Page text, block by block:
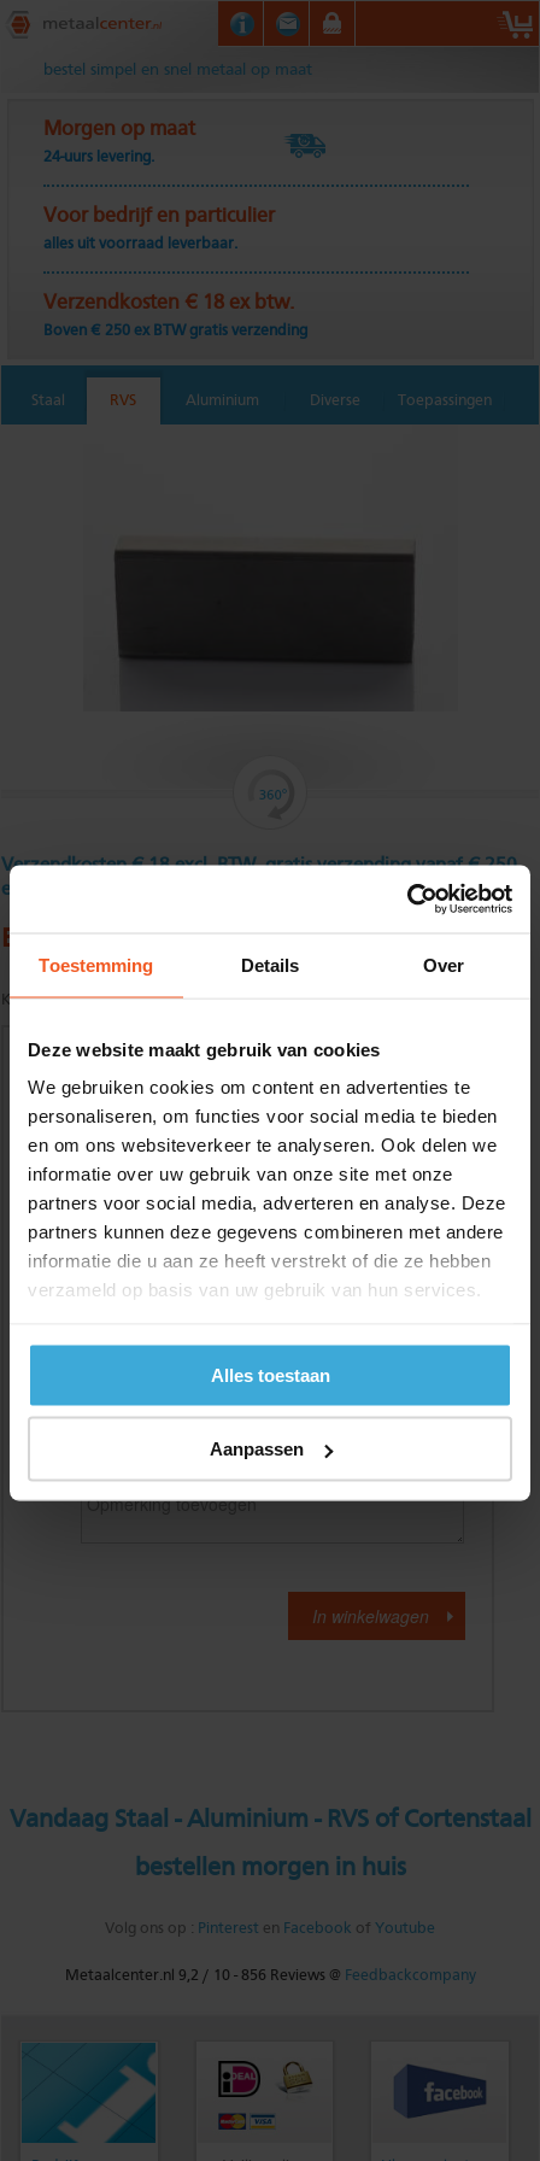
Toestemming Details Over
Deze website maakt gebruik van cookies
We gebruiken cookies om content en advertenties te
personaliseren, om functies voor social media te bieden
en om ons websiteverkeer te analyseren. Ook delen we
informatie over uw gebruik van onze site met onze
partners voor social media, adverteren en analyse. Deze
partners kunnen deze gegevens combineren met andere
informatie die u aan ze heeft verstrekt of die ze hebben
verzameld op basis van uw gebruik van hun services.
Alles toestaan
Aanpassen
Metaalcenter.nl
bestel simpel en snel metaal op maat
Morgen op maat
24-uurs levering.
Voor bedrijf en particulier
alles uit voorraad leverbaar.
Verzendkosten € 18 ex btw.
Boven € 250 ex BTW gratis verzending
Staal RVS Aluminium Diverse Toepassingen
Verzendkosten € 18 excl. BTW, gratis verzending vanaf € 250
excl. BTW
Buisprofiel, roestvast35 x 35 x 1,5 mm
Kwaliteit: AISI 304
Gewenste
lengtemaat in
(max. 2000 mm)
+/- 2 mm lengtetolerantie
Materiaalkosten
Alle bedragen zijn excl. 21% BTW
Vandaag Staal - Aluminium - RVS of Cortenstaal
bestellen morgen in huis
Volg ons op : Pinterest en Facebook of Youtube
Metaalcenter.nl 9,2 / 10 -856 Reviews @ Feedbackcompany